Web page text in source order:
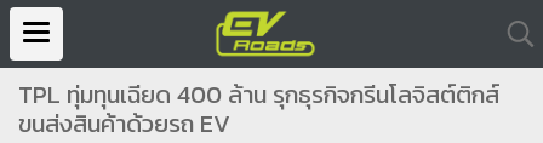
TPL ทุ่มทุนเฉียด 400 ล้าน รุกธุรกิจกรีนโลจิสต์ติกส์
ขนส่งสินค้าด้วยรถ EV